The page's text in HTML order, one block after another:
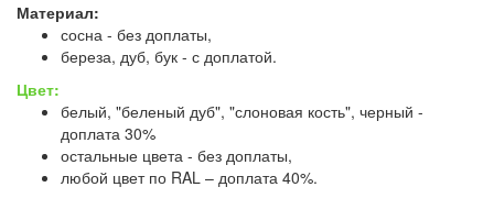
Материал:
сосна - без доплаты,
береза, дуб, бук - с доплатой.
Цвет:
белый, "беленый дуб", "слоновая кость", черный -
доплата 30%
остальные цвета - без доплаты,
любой цвет по RAL – доплата 40%.